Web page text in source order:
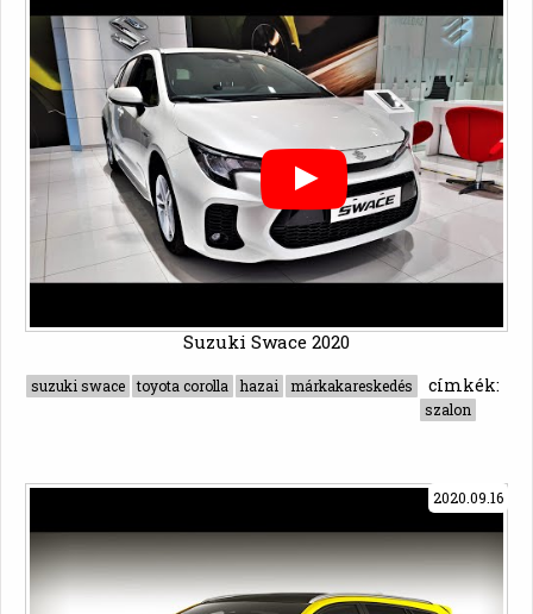
Suzuki Swace 2020
címkék:
suzuki swace toyota corolla hazai
márkakareskedés
szalon
2020.09.16